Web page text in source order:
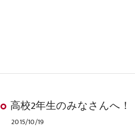
高校2年生のみなさんへ！
2015/10/19